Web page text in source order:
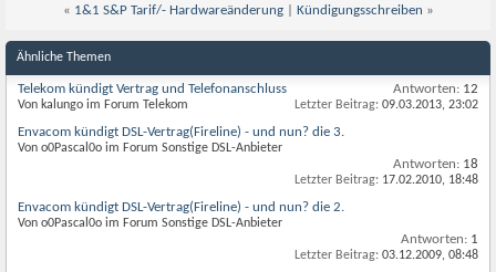
« 1&1 S&P Tarif/- Hardwareänderung| Kündigungsschreiben »
Ähnliche Themen
Telekom kündigt Vertrag und Telefonanschluss
Von kalungo im Forum Telekom
Antworten: 12
Letzter Beitrag: 09.03.2013, 23:02
Envacom kündigt DSL-Vertrag(Fireline) - und nun? die 3.
Von o0Pascal0o im Forum Sonstige DSL-Anbieter
Antworten: 18
Letzter Beitrag: 17.02.2010, 18:48
Envacom kündigt DSL-Vertrag(Fireline) - und nun? die 2.
Von o0Pascal0o im Forum Sonstige DSL-Anbieter
Antworten: 1
Letzter Beitrag: 03.12.2009, 08:48